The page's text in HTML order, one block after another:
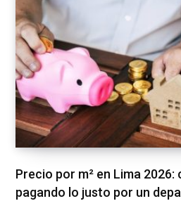
Precio por m² en Lima
pagando lo justo por un